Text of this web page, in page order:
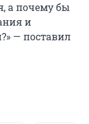
а почему бы
и
— поставил